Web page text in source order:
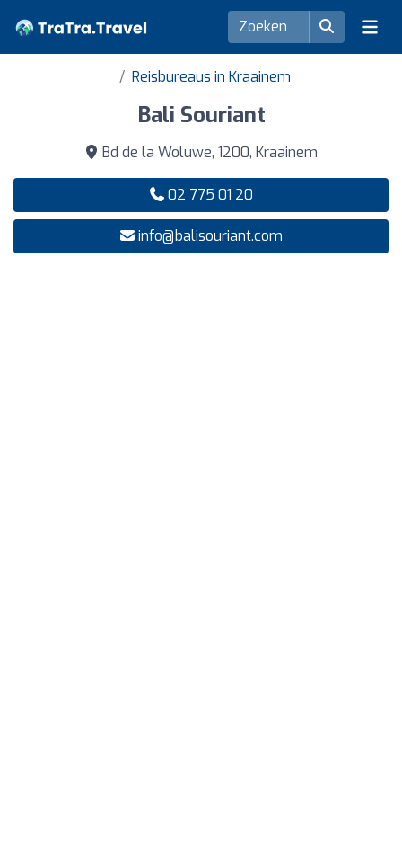
Reisbureaus in Kraainem
Bali Souriant
Bd de la Woluwe, 1200, Kraainem
02 775 01 20
info@balisouriant.com